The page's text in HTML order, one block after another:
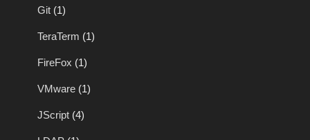
Git (1)
TeraTerm (1)
FireFox (1)
VMware (1)
JScript (4)